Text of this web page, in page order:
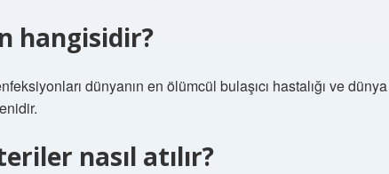
hangisidir?
dünyanın en ölümcül bulaşıcı hastalığı ve dünya
nasıl atılır?